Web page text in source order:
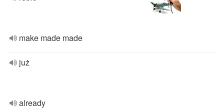
make made made
już
already